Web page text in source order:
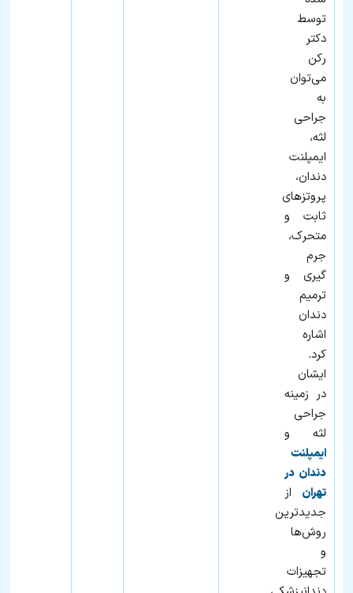
توسط
دکتر
رکن
می‌توان
به
جراحی
لثه،
ایمپلنت
دندان،
پروتزهای
ثابت و
متحرک،
جرم
گیری و
ترمیم
دندان
اشاره
کرد.
ایشان
در زمینه
جراحی
لثه و
ایمپلنت
دندان در
تهران از
جدیدترین
روش‌ها
و
تجهیزات